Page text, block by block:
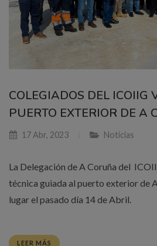
COLEGIADOS DEL ICOIIG
PUERTO EXTERIOR DE A
17 Abr, 2023 Noticias
La Delegación de A Coruña del
técnica guiada al puerto exterior de
lugar el pasado día 14 de Abril.
LEER MÁS